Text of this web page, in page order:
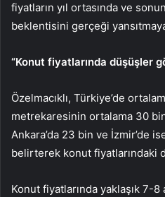
fiyatların yıl ortasında ve
beklentisini gerçeği
“Konut fiyatlarında düşüşler
Özelmacıklı, Türkiye’de
metrekaresinin ortalama 30
Ankara’da 23 bin ve İzmir’de
belirterek konut fiyatlarındaki
Konut fiyatlarında yaklaşık 7-